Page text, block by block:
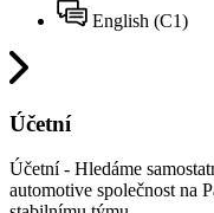
English (C1)
Účetní
Účetní - Hledáme
automotive společnost na